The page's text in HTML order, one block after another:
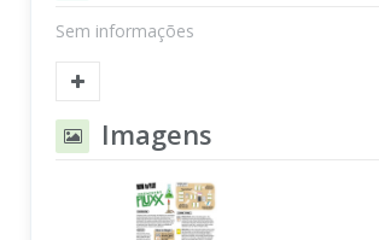
Sem informações
Imagens